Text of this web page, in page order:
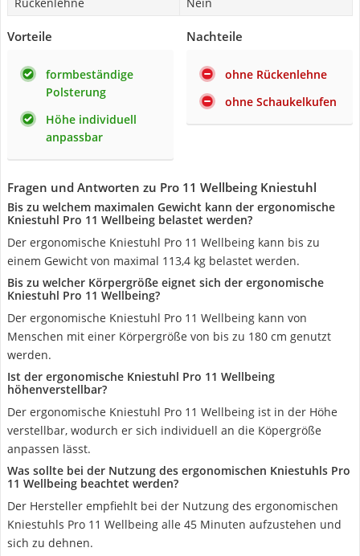
Vorteile
formbeständige
Polsterung
Höhe individuell
anpassbar
Nachteile
ohne Rückenlehne
ohne Schaukelkufen
Fragen und Antworten zu Pro 11 Wellbeing Kniestuhl
Bis zu welchem maximalen Gewicht kann der ergonomische
Kniestuhl Pro 11 Wellbeing belastet werden?
Der ergonomische Kniestuhl Pro 11 Wellbeing kann bis zu
einem Gewicht von maximal 113,4 kg belastet werden.
Bis zu welcher Körpergröße eignet sich der ergonomische
Kniestuhl Pro 11 Wellbeing?
Der ergonomische Kniestuhl Pro 11 Wellbeing kann von
Menschen mit einer Körpergröße von bis zu 180 cm genutzt
werden.
Ist der ergonomische Kniestuhl Pro 11 Wellbeing
höhenverstellbar?
Der ergonomische Kniestuhl Pro 11 Wellbeing ist in der Höhe
verstellbar, wodurch er sich individuell an die Köpergröße
anpassen lässt.
Was sollte bei der Nutzung des ergonomischen Kniestuhls Pro
11 Wellbeing beachtet werden?
Der Hersteller empfiehlt bei der Nutzung des ergonomischen
Kniestuhls Pro 11 Wellbeing alle 45 Minuten aufzustehen und
sich zu dehnen.